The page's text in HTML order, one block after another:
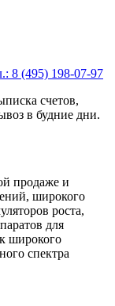
8 (495) 198-07-97
счетов,
в будние дни.
продаже и
широкого
роста,
для
широкого
спектра